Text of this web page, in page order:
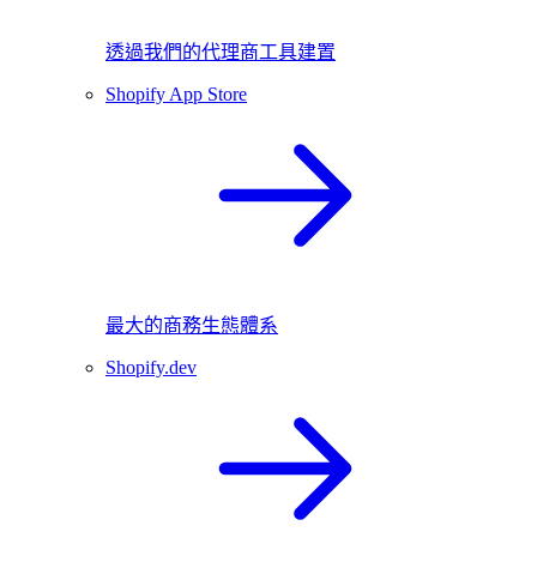
透過我們的代理商工具建置
Shopify App Store
最大的商務生態體系
Shopify.dev